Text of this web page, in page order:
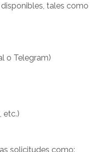
tales como
o Telegram)
etc.)
solicitudes como: